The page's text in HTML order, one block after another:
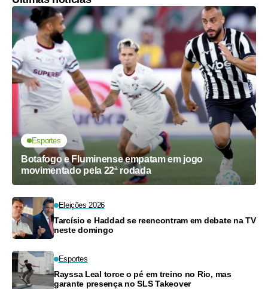
Esportes
Botafogo e Fluminense empatam em jogo
movimentado pela 22ª rodada
Eleições 2026
Tarcísio e Haddad se reencontram em debate na TV
neste domingo
Esportes
Rayssa Leal torce o pé em treino no Rio, mas
garante presença no SLS Takeover